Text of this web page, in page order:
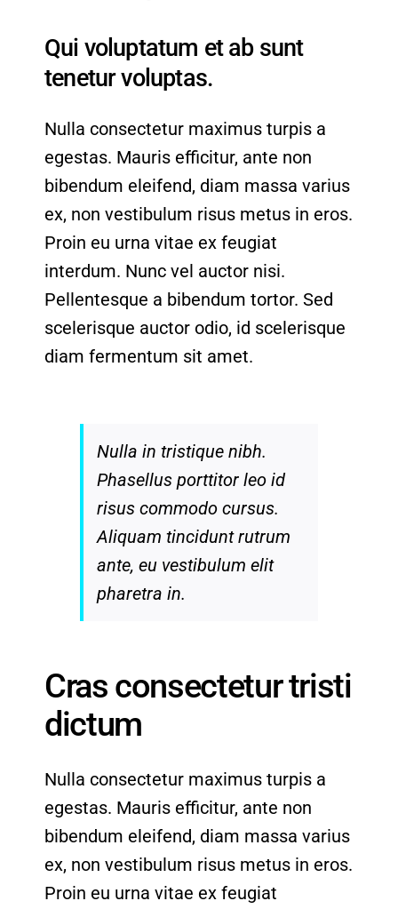
Qui voluptatum et ab sunt
tenetur voluptas.
Nulla consectetur maximus turpis a
egestas. Mauris efficitur, ante non
bibendum eleifend, diam massa varius
ex, non vestibulum risus metus in eros.
Proin eu urna vitae ex feugiat
interdum. Nunc vel auctor nisi.
Pellentesque a bibendum tortor. Sed
scelerisque auctor odio, id scelerisque
diam fermentum sit amet.
Nulla in tristique nibh.
Phasellus porttitor leo id
risus commodo cursus.
Aliquam tincidunt rutrum
ante, eu vestibulum elit
pharetra in.
Cras consectetur tristi
dictum
Nulla consectetur maximus turpis a
egestas. Mauris efficitur, ante non
bibendum eleifend, diam massa varius
ex, non vestibulum risus metus in eros.
Proin eu urna vitae ex feugiat